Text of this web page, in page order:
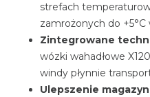
strefach
zamrożonych do +5°C
Zintegrowane
wózki wahadłowe
windy płynnie
Ulepszenie